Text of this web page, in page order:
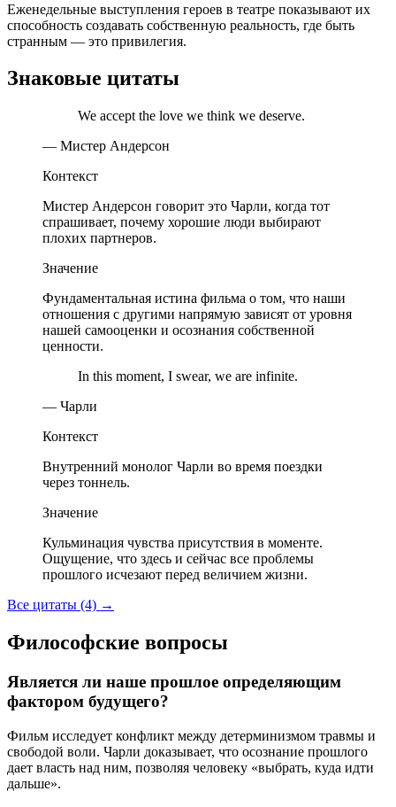
Еженедельные выступления героев в театре показывают их
способность создавать собственную реальность, где быть
странным — это привилегия.
Знаковые цитаты
We accept the love we think we deserve.
— Мистер Андерсон
Контекст
Мистер Андерсон говорит это Чарли, когда тот
спрашивает, почему хорошие люди выбирают
плохих партнеров.
Значение
Фундаментальная истина фильма о том, что наши
отношения с другими напрямую зависят от уровня
нашей самооценки и осознания собственной
ценности.
In this moment, I swear, we are infinite.
— Чарли
Контекст
Внутренний монолог Чарли во время поездки
через тоннель.
Значение
Кульминация чувства присутствия в моменте.
Ощущение, что здесь и сейчас все проблемы
прошлого исчезают перед величием жизни.
Все цитаты (4) →
Философские вопросы
Является ли наше прошлое определяющим
фактором будущего?
Фильм исследует конфликт между детерминизмом травмы и
свободой воли. Чарли доказывает, что осознание прошлого
дает власть над ним, позволяя человеку «выбрать, куда идти
дальше».